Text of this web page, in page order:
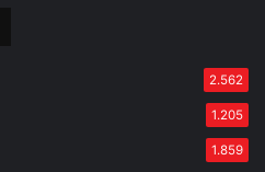
2.562
1.205
1.859